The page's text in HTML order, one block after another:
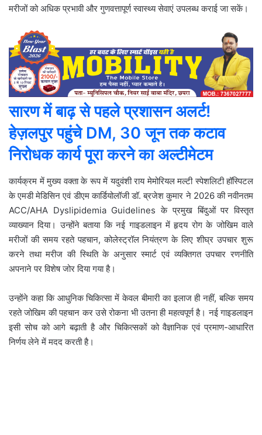
मरीजों को अधिक प्रभावी और गुणवत्तापूर्ण स्वास्थ्य सेवाएं उपलब्ध कराई जा सकें।
सारण में बाढ़ से पहले प्रशासन अलर्ट!
हेज़लपुर पहुंचे DM, 30 जून तक कटाव
निरोधक कार्य पूरा करने का अल्टीमेटम
कार्यक्रम में मुख्य वक्ता के रूप में यदुवंशी राय मेमोरियल मल्टी स्पेशलिटी हॉस्पिटल
के एमडी मेडिसिन एवं डीएम कार्डियोलॉजी डॉ. ब्रजेश कुमार ने 2026 की नवीनतम
ACC/AHA Dyslipidemia Guidelines के प्रमुख बिंदुओं पर विस्तृत
व्याख्यान दिया। उन्होंने बताया कि नई गाइडलाइन में हृदय रोग के जोखिम वाले
मरीजों की समय रहते पहचान, कोलेस्ट्रॉल नियंत्रण के लिए शीघ्र उपचार शुरू
करने तथा मरीज की स्थिति के अनुसार स्मार्ट एवं व्यक्तिगत उपचार रणनीति
अपनाने पर विशेष जोर दिया गया है।
उन्होंने कहा कि आधुनिक चिकित्सा में केवल बीमारी का इलाज ही नहीं, बल्कि समय
रहते जोखिम की पहचान कर उसे रोकना भी उतना ही महत्वपूर्ण है। नई गाइडलाइन
इसी सोच को आगे बढ़ाती है और चिकित्सकों को वैज्ञानिक एवं प्रमाण-आधारित
निर्णय लेने में मदद करती है।